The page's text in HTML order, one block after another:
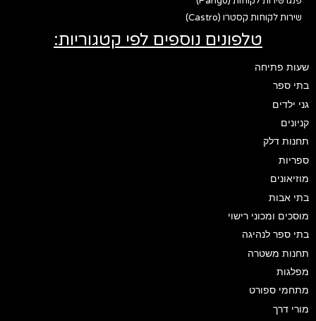
שירות לקוחות קסטרו (Castro)
טלפונים נוספים לפי קטגוריות:
שעות פתיחה
בתי ספר
גני ילדים
קניונים
תחנות דלק
ספריות
מוזיאונים
בתי אבות
מוסכים ומכוני רישוי
בתי ספר לנהיגה
תחנות משטרה
מפלגות
מתחמי ספורט
מורי דרך